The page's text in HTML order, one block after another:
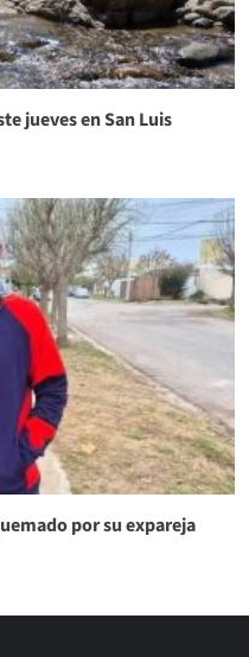
jueves en San Luis
por su expareja